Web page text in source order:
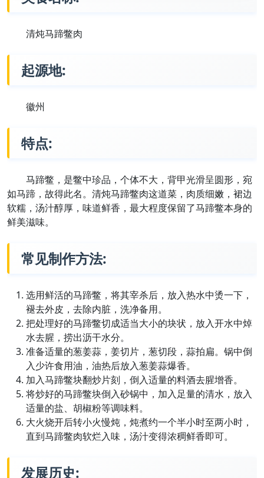
清炖马蹄鳖肉
起源地:
徽州
特点:
马蹄鳖，是鳖中珍品，个体不大，背甲光滑呈圆形，宛
如马蹄，故得此名。清炖马蹄鳖肉这道菜，肉质细嫩，裙边
软糯，汤汁醇厚，味道鲜香，最大程度保留了马蹄鳖本身的
鲜美滋味。
常见制作方法:
选用鲜活的马蹄鳖，将其宰杀后，放入热水中烫一下，
褪去外皮，去除内脏，洗净备用。
把处理好的马蹄鳖切成适当大小的块状，放入开水中焯
水去腥，捞出沥干水分。
准备适量的葱姜蒜，姜切片，葱切段，蒜拍扁。锅中倒
入少许食用油，油热后放入葱姜蒜爆香。
加入马蹄鳖块翻炒片刻，倒入适量的料酒去腥增香。
将炒好的马蹄鳖块倒入砂锅中，加入足量的清水，放入
适量的盐、胡椒粉等调味料。
大火烧开后转小火慢炖，炖煮约一个半小时至两小时，
直到马蹄鳖肉软烂入味，汤汁变得浓稠鲜香即可。
发展历史: